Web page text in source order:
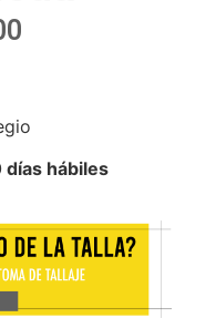
días hábiles